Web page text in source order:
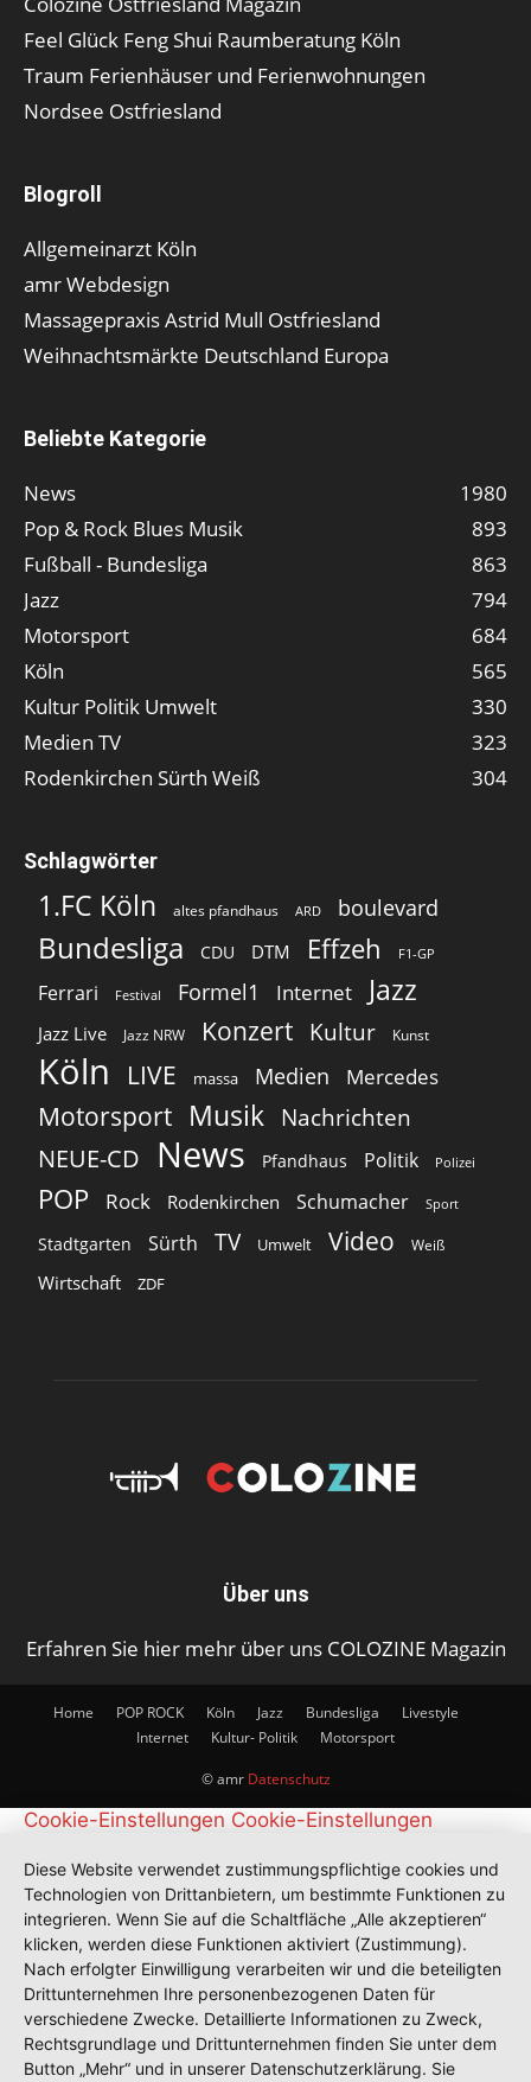
Feel Glück Feng Shui Raumberatung Köln
Traum Ferienhäuser und Ferienwohnungen
Nordsee Ostfriesland
Blogroll
Allgemeinarzt Köln
amr Webdesign
Massagepraxis Astrid Mull Ostfriesland
Weihnachtsmärkte Deutschland Europa
Beliebte Kategorie
News
1980
Pop & Rock Blues Musik
893
Fußball - Bundesliga
863
Jazz
794
Motorsport
684
Köln
565
Kultur Politik Umwelt
330
Medien TV
323
Rodenkirchen Sürth Weiß
304
Schlagwörter
1.FC Köln altes pfandhaus ARD boulevard
Bundesliga CDU DTM Effzeh F1-GP
Ferrari Festival Formel1 Internet Jazz
Jazz Live Jazz NRW Konzert Kultur Kunst
Köln LIVE massa Medien Mercedes
Motorsport Musik Nachrichten
NEUE-CD
News Pfandhaus Politik Polizei
POP Rock Rodenkirchen Schumacher Sport
Stadtgarten Sürth TV Umwelt Video Weiß
Wirtschaft ZDF
Über uns
Erfahren Sie hier mehr über uns COLOZINE Magazin
Home POP ROCK Köln Jazz Bundesliga
Livestyle
Internet
Kultur- Politik Motorsport
© amr Datenschutz
Cookie-Einstellungen Cookie-Einstellungen
Diese Website verwendet zustimmungspflichtige cookies und
Technologien von Drittanbietern, um bestimmte Funktionen zu
integrieren. Wenn Sie auf die Schaltfläche „Alle akzeptieren“
klicken, werden diese Funktionen aktiviert (Zustimmung).
Nach erfolgter Einwilligung verarbeiten wir und die beteiligten
Drittunternehmen Ihre personenbezogenen Daten für
verschiedene Zwecke. Detaillierte Informationen zu Zweck,
Rechtsgrundlage und Drittunternehmen finden Sie unter dem
Button „Mehr“ und in unserer Datenschutzerklärung. Sie